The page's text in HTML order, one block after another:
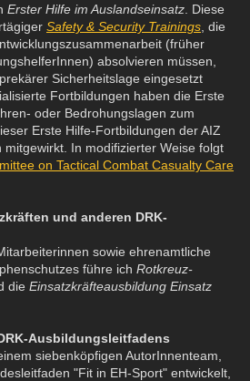
Erster Hilfe im Auslandseinsatz . Diese
Safety & Security Trainings , die
(früher
absolvieren müssen,
Sicherheitslage eingesetzt
Fortbildungen haben die Erste
oder Bedrohungslagen zum
Erste Hilfe-Fortbildungen der AIZ
mitgewirkt. In modifizierter Weise folgt
on Tactical Combat Casualty Care
und anderen DRK-
sowie ehrenamtliche
führe ich Rotkreuz-
die Einsatzkräfteausbildung Einsatz
Ausbildungsleitfadens
siebenköpfigen AutorInnenteam,
"Fit in EH-Sport" entwickelt,